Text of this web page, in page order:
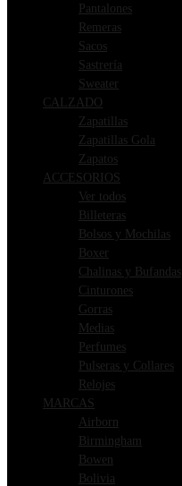
Pantalones
Remeras
Sacos
Sastrería
Sweater
CALZADO
Zapatillas
Zapatillas Gola
Zapatos
ACCESORIOS
Ver todos
Billeteras
Bolsos y Mochilas
Boxer
Chalinas y Bufandas
Cinturones
Gorras
Medias
Perfumes
Pulseras y Collares
Relojes
MARCAS
Airborn
Birmingham
Bowen
Bolivia